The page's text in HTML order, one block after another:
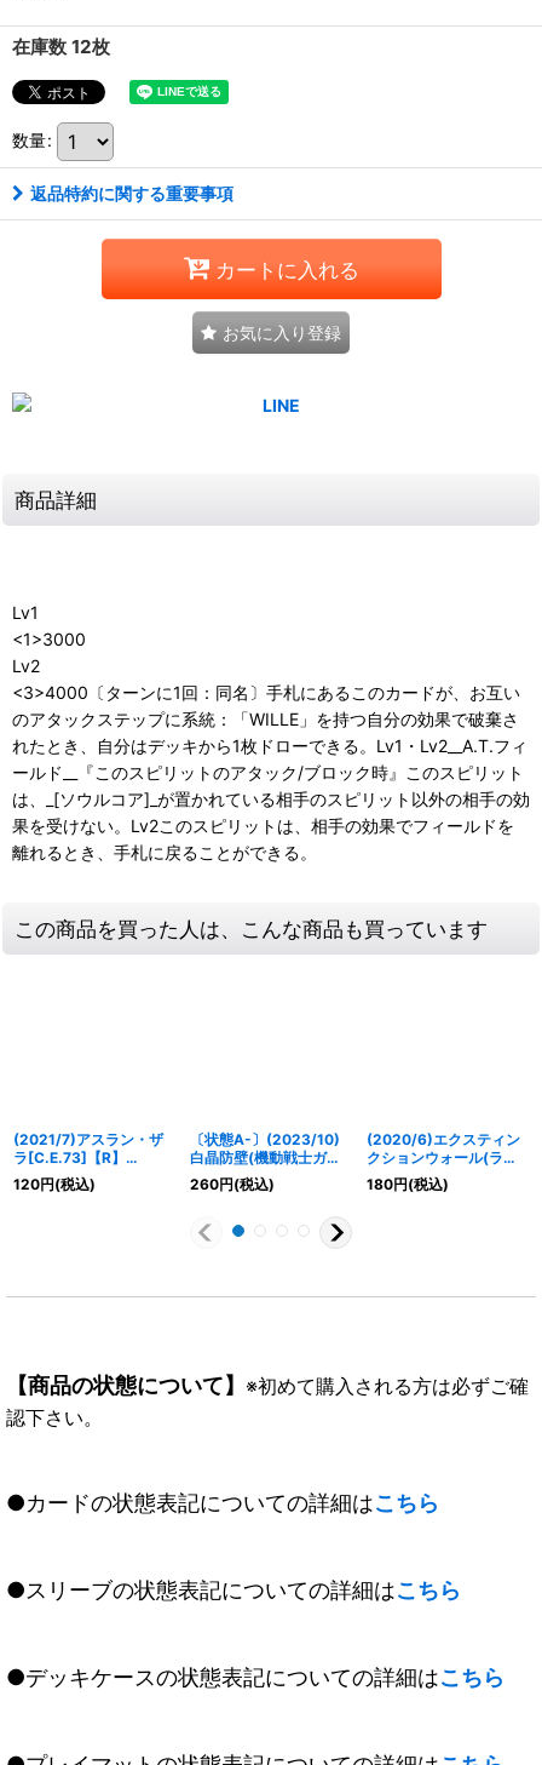
在庫数 12枚
数量:
返品特約に関する重要事項
カートに入れる
お気に入り登録
商品詳細
Lv1
<1>3000
Lv2
<3>4000〔ターンに1回：同名〕手札にあるこのカードが、お互い
のアタックステップに系統：「WILLE」を持つ自分の効果で破棄さ
れたとき、自分はデッキから1枚ドローできる。Lv1・Lv2__A.T.フィ
ールド__『このスピリットのアタック/ブロック時』このスピリット
は、_[ソウルコア]_が置かれている相手のスピリット以外の相手の効
果を受けない。Lv2このスピリットは、相手の効果でフィールドを
離れるとき、手札に戻ることができる。
この商品を買った人は、こんな商品も買っています
(2021/7)アスラン・ザ
ラ[C.E.73]【R】
{CB16-061}《白》
120円(税込)
〔状態A-〕(2023/10)
白晶防壁(機動戦士ガン
ダム)【C】{BS52-
RV008}《白》
260円(税込)
(2020/6)エクスティン
クションウォール(ラク
スクラインイラスト)
【C】{BS40-088}
180円(税込)
【商品の状態について】 ※初めて購入される方は必ずご確
認下さい。
●カードの状態表記についての詳細はこちら
●スリーブの状態表記についての詳細はこちら
●デッキケースの状態表記についての詳細はこちら